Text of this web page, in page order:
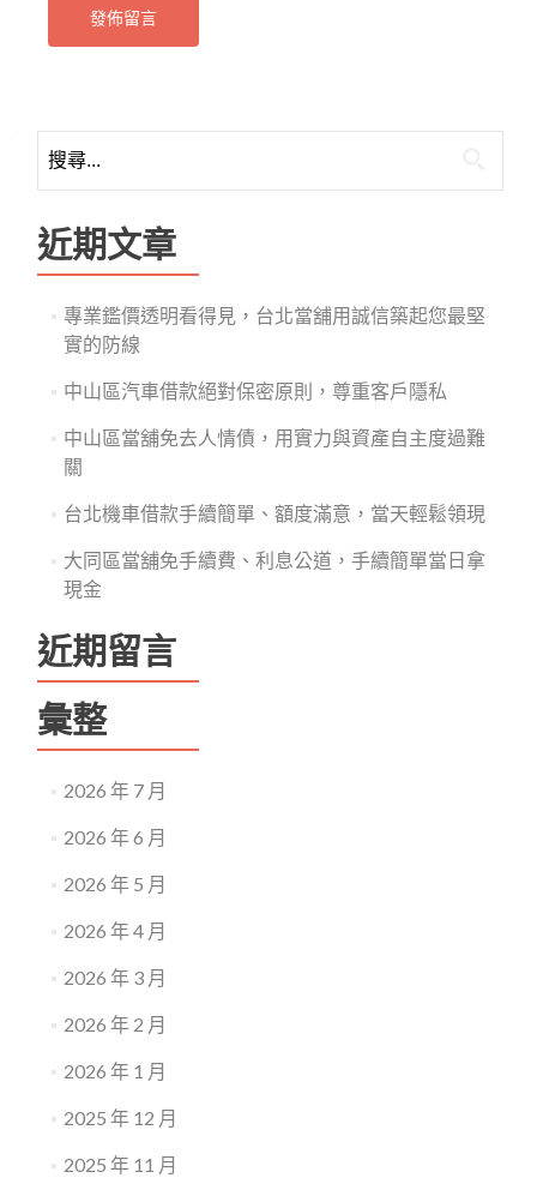
尋
鍵
字:
近期文章
專業鑑價透明看得見，台北當舖用誠信築起您最堅
實的防線
中山區汽車借款絕對保密原則，尊重客戶隱私
中山區當舖免去人情債，用實力與資產自主度過難
關
台北機車借款手續簡單、額度滿意，當天輕鬆領現
大同區當舖免手續費、利息公道，手續簡單當日拿
現金
近期留言
彙整
2026 年 7 月
2026 年 6 月
2026 年 5 月
2026 年 4 月
2026 年 3 月
2026 年 2 月
2026 年 1 月
2025 年 12 月
2025 年 11 月